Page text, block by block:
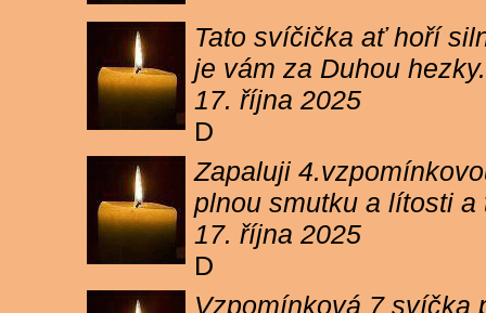
Tato svíčička ať hoří
je vám za Duhou
17. října 2025
D
Zapaluji
plnou smutku a lítosti
17. října 2025
D
Vzpomínková 7 svíčka